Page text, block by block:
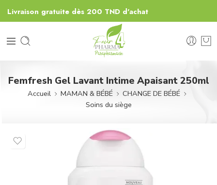
Livraison gratuite dès 200 TND d'achat
Femfresh Gel Lavant Intime Apaisant 250ml
Accueil MAMAN & BÉBÉ
CHANGE DE BÉBÉ
Soins du siège